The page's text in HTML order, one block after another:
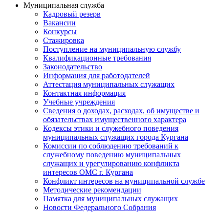
Муниципальная служба
Кадровый резерв
Вакансии
Конкурсы
Стажировка
Поступление на муниципальную службу
Квалификационные требования
Законодательство
Информация для работодателей
Аттестация муниципальных служащих
Контактная информация
Учебные учреждения
Сведения о доходах, расходах, об имуществе и
обязательствах имущественного характера
Кодексы этики и служебного поведения
муниципальных служащих города Кургана
Комиссии по соблюдению требований к
служебному поведению муниципальных
служащих и урегулированию конфликта
интересов ОМС г. Кургана
Конфликт интересов на муниципальной службе
Методические рекомендации
Памятка для муниципальных служащих
Новости Федерального Cобрания